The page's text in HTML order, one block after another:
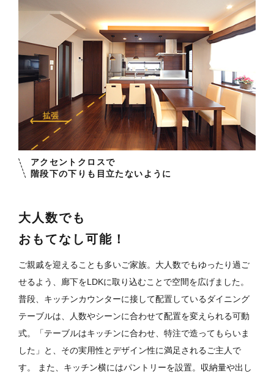
大人数でも
おもてなし可能！
ご親戚を迎えることも多いご家族。大人数でもゆったり過ご
せるよう、廊下をLDKに取り込むことで空間を広げました。
普段、キッチンカウンターに接して配置しているダイニング
テーブルは、人数やシーンに合わせて配置を変えられる可動
式。「テーブルはキッチンに合わせ、特注で造ってもらいま
した」と、その実用性とデザイン性に満足されるご主人で
す。
また、キッチン横にはパントリーを設置。収納量や出し
アクセントクロスで
階段下の下りも目立たないように